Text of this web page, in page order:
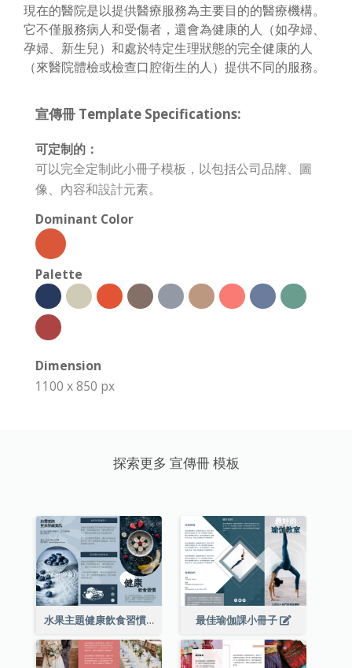
現在的醫院是以提供醫療服務為主要目的的醫療機構。
它不僅服務病人和受傷者，還會為健康的人（如孕婦、
孕婦、新生兒）和處於特定生理狀態的完全健康的人
（來醫院體檢或檢查口腔衛生的人）提供不同的服務。
宣傳冊 Template Specifications:
可定制的：
可以完全定制此小冊子模板，以包括公司品牌、圖
像、內容和設計元素。
Dominant Color
Palette
Dimension
1100 x 850 px
探索更多 宣傳冊 模板
水果主題健康飲食習慣小冊子 最佳瑜伽課小冊子